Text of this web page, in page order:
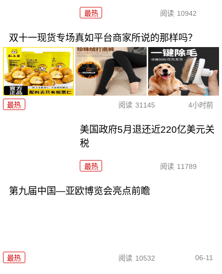
最热 阅读 10942
双十一现货专场真如平台商家所说的那样吗？
最热 阅读 31145 4小时前
美国政府5月退还近220亿美元关
税
最热 阅读 11789
第九届中国—亚欧博览会亮点前瞻
最热 阅读 10532 06-11